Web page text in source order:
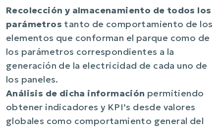
Recolección y almacenamiento de todos los
parámetros tanto de comportamiento de los
elementos que conforman el parque como de
los parámetros correspondientes a la
generación de la electricidad de cada uno de
los paneles.
Análisis de dicha información permitiendo
obtener indicadores y KPI’s desde valores
globales como comportamiento general del